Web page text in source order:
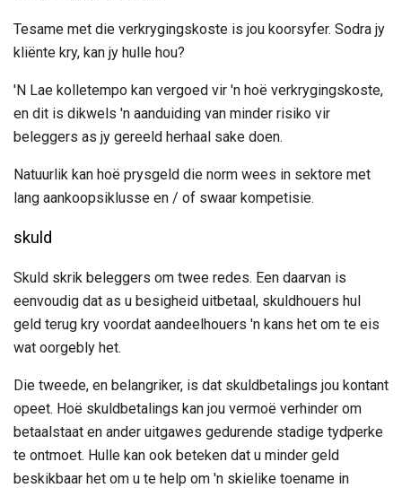
Tesame met die verkrygingskoste is jou koorsyfer. Sodra jy
kliënte kry, kan jy hulle hou?
'N Lae kolletempo kan vergoed vir 'n hoë verkrygingskoste,
en dit is dikwels 'n aanduiding van minder risiko vir
beleggers as jy gereeld herhaal sake doen.
Natuurlik kan hoë prysgeld die norm wees in sektore met
lang aankoopsiklusse en / of swaar kompetisie.
skuld
Skuld skrik beleggers om twee redes. Een daarvan is
eenvoudig dat as u besigheid uitbetaal, skuldhouers hul
geld terug kry voordat aandeelhouers 'n kans het om te eis
wat oorgebly het.
Die tweede, en belangriker, is dat skuldbetalings jou kontant
opeet. Hoë skuldbetalings kan jou vermoë verhinder om
betaalstaat en ander uitgawes gedurende stadige tydperke
te ontmoet. Hulle kan ook beteken dat u minder geld
beskikbaar het om u te help om 'n skielike toename in